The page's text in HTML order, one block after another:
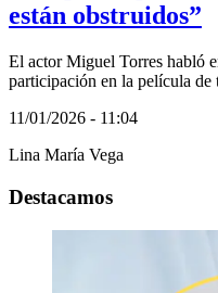
están obstruidos”
El actor Miguel Torres habló
participación en la película de
11/01/2026 - 11:04
Lina María Vega
Destacamos